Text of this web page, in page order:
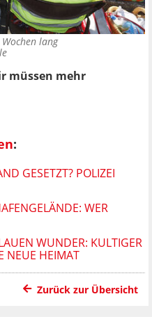
lang
müssen mehr
:
GESETZT? POLIZEI
WER
WUNDER: KULTIGER
NEUE HEIMAT
Zurück zur Übersicht